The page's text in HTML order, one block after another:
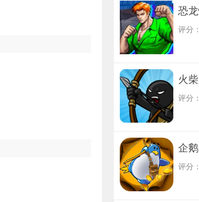
恐
评分：
火
评分：
企
评分：